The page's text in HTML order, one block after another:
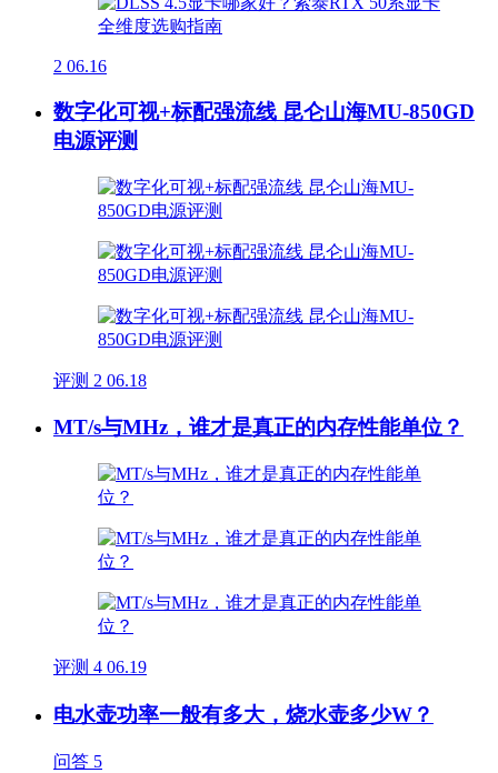
2 06.16
数字化可视+标配强流线 昆仑山海MU-850GD
电源评测
评测 2 06.18
MT/s与MHz，谁才是真正的内存性能单位？
评测 4 06.19
电水壶功率一般有多大，烧水壶多少W？
问答 5